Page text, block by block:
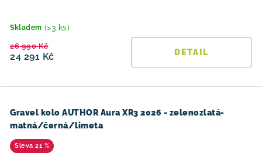
Skladem (>3 ks)
24 291 Kč
26 990 Kč
Gravel kolo AUTHOR Aura XR3 2026 - zelenozlatá-
matná/černá/limeta
21 %